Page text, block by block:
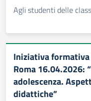
Agli studenti delle
Iniziativa
Roma 16.04.2026:
adolescenza.
didattiche”